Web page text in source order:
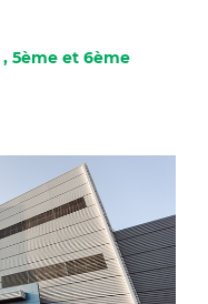
, 5ème et 6ème